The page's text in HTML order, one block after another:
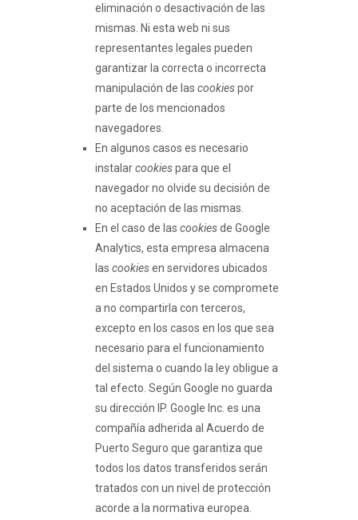
eliminación o desactivación de las
mismas. Ni esta web ni sus
representantes legales pueden
garantizar la correcta o incorrecta
manipulación de las cookiespor
parte de los mencionados
navegadores.
En algunos casos es necesario
instalarcookiespara que el
navegador no olvide su decisión de
no aceptación de las mismas.
En el caso de las cookiesde Google
Analytics, esta empresa almacena
las cookiesen servidores ubicados
en Estados Unidos y se compromete
a no compartirla con terceros,
excepto en los casos en los que sea
necesario para el funcionamiento
del sistema o cuando la ley obligue a
tal efecto. Según Google no guarda
su dirección IP. Google Inc. es una
compañía adherida al Acuerdo de
Puerto Seguro que garantiza que
todos los datos transferidos serán
tratados con un nivel de protección
acorde a la normativa europea.